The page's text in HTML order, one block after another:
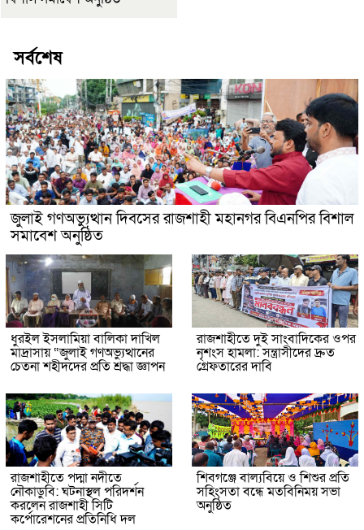
সর্বশেষ
জুলাই গণঅভ্যুত্থান দিবসের রাজশাহী মহানগর বিএনপির বিশাল
সমাবেশ অনুষ্ঠিত
ধুরইল ইসলামিয়া বালিকা দাখিল
মাদ্রাসায় “জুলাই গণঅভ্যুত্থানের
চেতনা শহীদদের প্রতি শ্রদ্ধা জ্ঞাপন
রাজশাহীতে দুই সাংবাদিকের ওপর
নৃশংস হামলা: সন্ত্রাসীদের দ্রুত
গ্রেফতারের দাবি
রাজশাহীতে পদ্মা নদীতে
নৌকাডুবি: ঘটনাস্থল পরিদর্শন
করলেন রাজশাহী সিটি
কর্পোরেশনের প্রতিনিধি দল
শিবগঞ্জে বাল্যবিয়ে ও শিশুর প্রতি
সহিংসতা বন্ধে মতবিনিময় সভা
অনুষ্ঠিত